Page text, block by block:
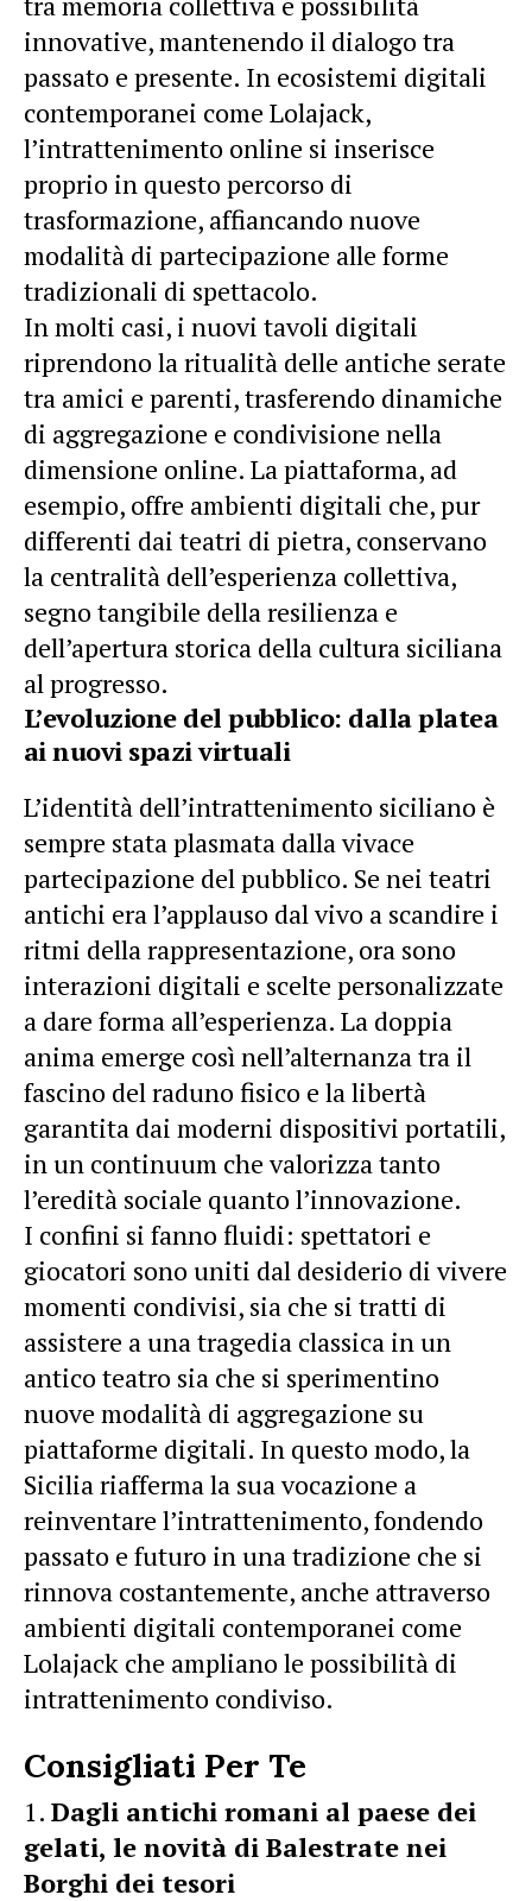
innovative, mantenendo il dialogo tra
passato e presente. In ecosistemi digitali
contemporanei come Lolajack,
l’intrattenimento online si inserisce
proprio in questo percorso di
trasformazione, affiancando nuove
modalità di partecipazione alle forme
tradizionali di spettacolo.
In molti casi, i nuovi tavoli digitali
riprendono la ritualità delle antiche serate
tra amici e parenti, trasferendo dinamiche
di aggregazione e condivisione nella
dimensione online. La piattaforma, ad
esempio, offre ambienti digitali che, pur
differenti dai teatri di pietra, conservano
la centralità dell’esperienza collettiva,
segno tangibile della resilienza e
dell’apertura storica della cultura siciliana
al progresso.
L’evoluzione del pubblico: dalla platea
ai nuovi spazi virtuali
L’identità dell’intrattenimento siciliano è
sempre stata plasmata dalla vivace
partecipazione del pubblico. Se nei teatri
antichi era l’applauso dal vivo a scandire i
ritmi della rappresentazione, ora sono
interazioni digitali e scelte personalizzate
a dare forma all’esperienza. La doppia
anima emerge così nell’alternanza tra il
fascino del raduno fisico e la libertà
garantita dai moderni dispositivi portatili,
in un continuum che valorizza tanto
l’eredità sociale quanto l’innovazione.
I confini si fanno fluidi: spettatori e
giocatori sono uniti dal desiderio di vivere
momenti condivisi, sia che si tratti di
assistere a una tragedia classica in un
antico teatro sia che si sperimentino
nuove modalità di aggregazione su
piattaforme digitali. In questo modo, la
Sicilia riafferma la sua vocazione a
reinventare l’intrattenimento, fondendo
passato e futuro in una tradizione che si
rinnova costantemente, anche attraverso
ambienti digitali contemporanei come
Lolajack che ampliano le possibilità di
intrattenimento condiviso.
Consigliati Per Te
Dagli antichi romani al paese dei
gelati, le novità di Balestrate nei
Borghi dei tesori